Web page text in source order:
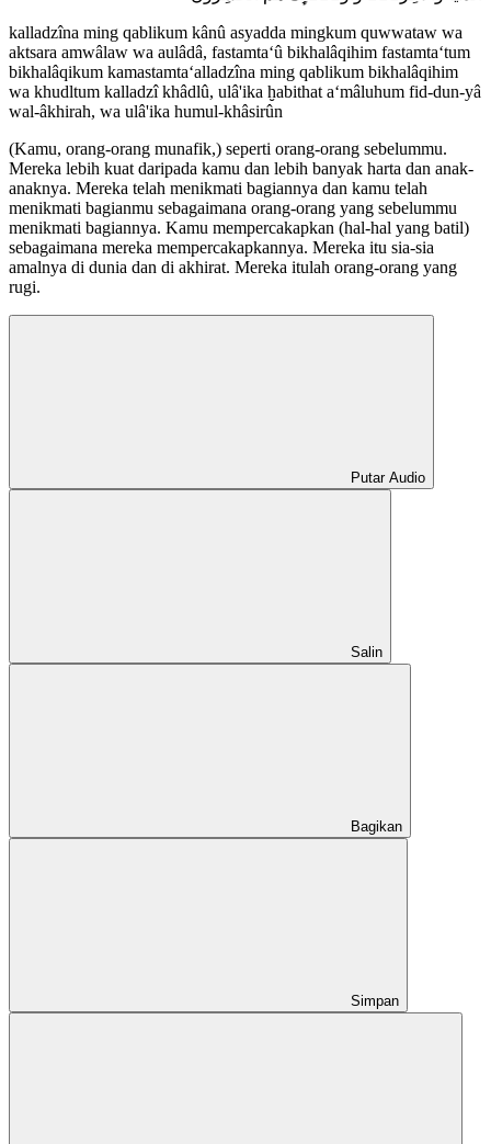
kalladzîna ming qablikum kânû asyadda mingkum quwwataw wa
aktsara amwâlaw wa aulâdâ, fastamta‘û bikhalâqihim fastamta‘tum
bikhalâqikum kamastamta‘alladzîna ming qablikum bikhalâqihim
wa khudltum kalladzî khâdlû, ulâ'ika ḫabithat a‘mâluhum fid-dun-yâ
wal-âkhirah, wa ulâ'ika humul-khâsirûn
(Kamu, orang-orang munafik,) seperti orang-orang sebelummu.
Mereka lebih kuat daripada kamu dan lebih banyak harta dan anak-
anaknya. Mereka telah menikmati bagiannya dan kamu telah
menikmati bagianmu sebagaimana orang-orang yang sebelummu
menikmati bagiannya. Kamu mempercakapkan (hal-hal yang batil)
sebagaimana mereka mempercakapkannya. Mereka itu sia-sia
amalnya di dunia dan di akhirat. Mereka itulah orang-orang yang
rugi.
Putar Audio
Salin
Bagikan
Simpan